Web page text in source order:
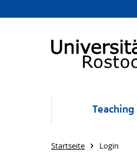
Teaching
Startseite Login